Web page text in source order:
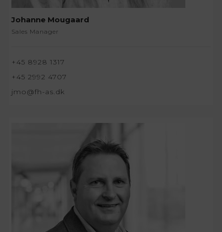
Johanne Mougaard
Sales Manager
+45 8928 1317
+45 2992 4707
jmo@fh-as.dk